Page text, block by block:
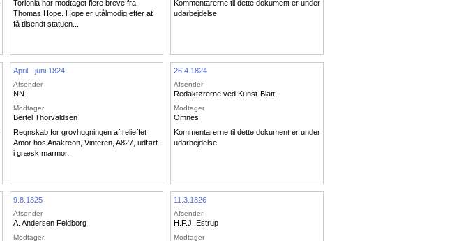
Torlonia har modtaget flere breve fra
Thomas Hope. Hope er utålmodig efter at
få tilsendt statuen...
Kommentarerne til dette dokument er under
udarbejdelse.
April - juni 1824
Afsender
NN
Modtager
Bertel Thorvaldsen
Regnskab for grovhugningen af relieffet
Amor hos Anakreon, Vinteren, A827, udført
i græsk marmor.
26.4.1824
Afsender
Redaktørerne ved Kunst-Blatt
Modtager
Omnes
Kommentarerne til dette dokument er under
udarbejdelse.
9.8.1825
Afsender
A. Andersen Feldborg
Modtager
11.3.1826
Afsender
H.F.J. Estrup
Modtager